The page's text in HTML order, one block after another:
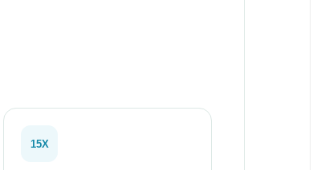
15X